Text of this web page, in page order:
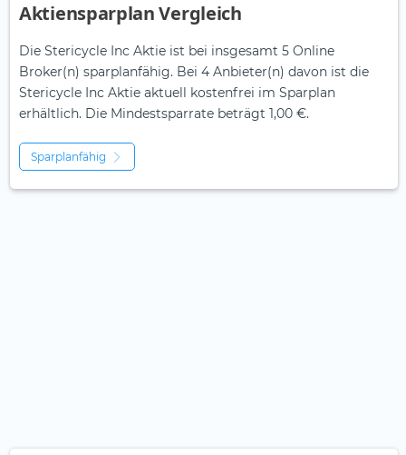
Aktiensparplan Vergleich
Die Stericycle Inc Aktie ist bei insgesamt 5 Online
Broker(n) sparplanfähig. Bei 4 Anbieter(n) davon ist die
Stericycle Inc Aktie aktuell kostenfrei im Sparplan
erhältlich. Die Mindestsparrate beträgt 1,00 €.
Sparplanfähig